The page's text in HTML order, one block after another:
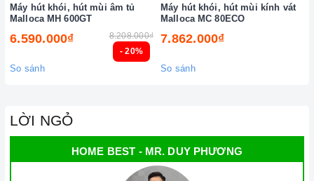
- 20%
Máy hút khói, hút mùi âm tủ
Malloca MH 600GT
6.590.000₫ 8.208.000₫
So sánh
Máy hút khói, hút mùi kính vát
Malloca MC 80ECO
7.862.000₫
So sánh
LỜI NGỎ
HOME BEST - MR. DUY PHƯƠNG